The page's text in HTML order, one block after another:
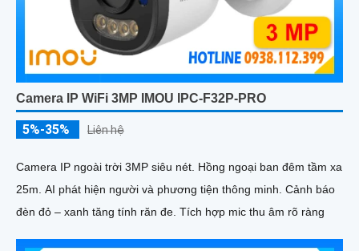
Camera IP WiFi 3MP IMOU IPC-F32P-PRO
5%-35% Liên hệ
Camera IP ngoài trời 3MP siêu nét. Hồng ngoại ban đêm tầm xa
25m. AI phát hiện người và phương tiện thông minh. Cảnh báo
đèn đỏ – xanh tăng tính răn đe. Tích hợp mic thu âm rõ ràng